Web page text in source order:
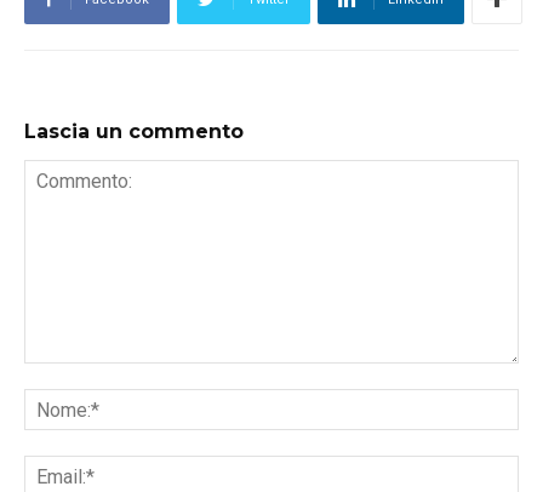
Lascia un commento